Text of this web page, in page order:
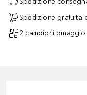
Spedizione
Spedizione gratuita
2 campioni omaggio